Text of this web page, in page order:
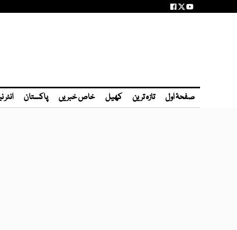
صفحۂ اول تازہ ترین کھیل خاص خبریں پاکستان